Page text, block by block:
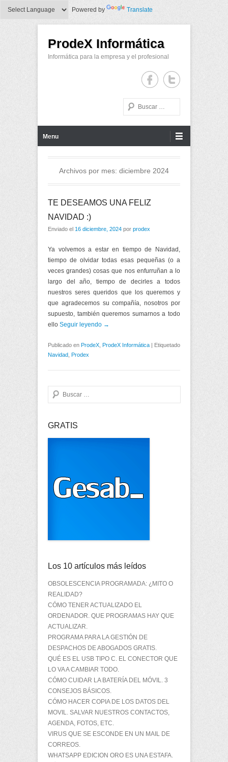
Powered by Translate
ProdeX Informática
Informática para la empresa y el profesional
Buscar
Menu
Archivos por mes: diciembre 2024
TE DESEAMOS UNA FELIZ
NAVIDAD :)
Enviado el 16 diciembre, 2024 por prodex
Ya volvemos a estar en tiempo de Navidad,
tiempo de olvidar todas esas pequeñas (o a
veces grandes) cosas que nos enfurruñan a lo
largo del año, tiempo de decirles a todos
nuestros seres queridos que los queremos y
que agradecemos su compañía, nosotros por
supuesto, también queremos sumarnos a todo
ello Seguir leyendo →
Publicado en ProdeX ProdeX Informática | Etiquetado
Navidad Prodex
Buscar
GRATIS
Los 10 artículos más leídos
OBSOLESCENCIA PROGRAMADA: ¿MITO O
REALIDAD?
CÓMO TENER ACTUALIZADO EL
ORDENADOR. QUE PROGRAMAS HAY QUE
ACTUALIZAR.
PROGRAMA PARA LA GESTIÓN DE
DESPACHOS DE ABOGADOS GRATIS.
QUÉ ES EL USB TIPO C. EL CONECTOR QUE
LO VA A CAMBIAR TODO.
CÓMO CUIDAR LA BATERÍA DEL MÓVIL. 3
CONSEJOS BÁSICOS.
CÓMO HACER COPIA DE LOS DATOS DEL
MOVIL. SALVAR NUESTROS CONTACTOS,
AGENDA, FOTOS, ETC.
VIRUS QUE SE ESCONDE EN UN MAIL DE
CORREOS.
WHATSAPP EDICION ORO ES UNA ESTAFA.